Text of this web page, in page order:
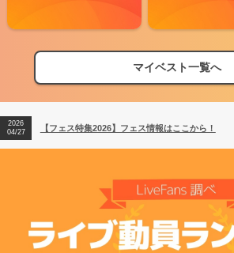
マイベスト一覧へ
【フェス特集2026】フェス情報はここから！
【ライブ動員ランキング】2026年上半期編発表！
2026
04/27
【フェス特集2026】フェス情報はここから！
2026